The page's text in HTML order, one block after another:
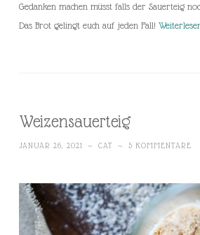
Gedanken machen müsst falls der Sauerteig
Das Brot gelingt euch auf jeden Fall!
Weizensauerteig
JANUAR 26, 2021 ~ CAT ~ 5 KOMMENTARE